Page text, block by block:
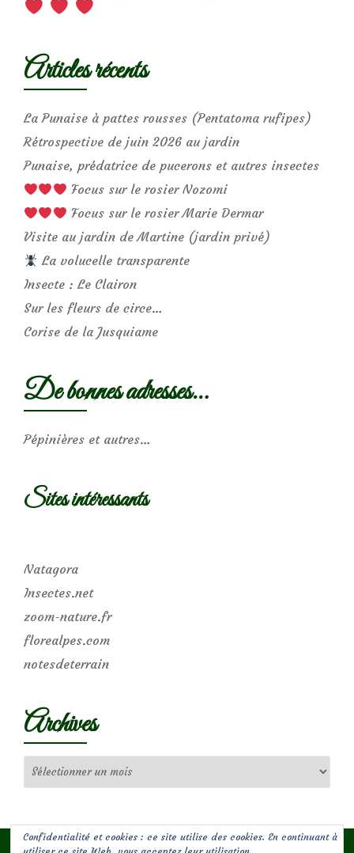
Articles récents
La Punaise à pattes rousses (Pentatoma rufipes)
Rétrospective de juin 2026 au jardin
Punaise, prédatrice de pucerons et autres insectes
Focus sur le rosier Nozomi
Focus sur le rosier Marie Dermar
Visite au jardin de Martine (jardin privé)
La volucelle transparente
Insecte : Le Clairon
Sur les fleurs de circe…
Corise de la Jusquiame
De bonnes adresses…
Pépinières et autres…
Sites intéressants
Natagora
Insectes.net
zoom-nature.fr
florealpes.com
notesdeterrain
Archives
Confidentialité et cookies : ce site utilise des cookies. En continuant à